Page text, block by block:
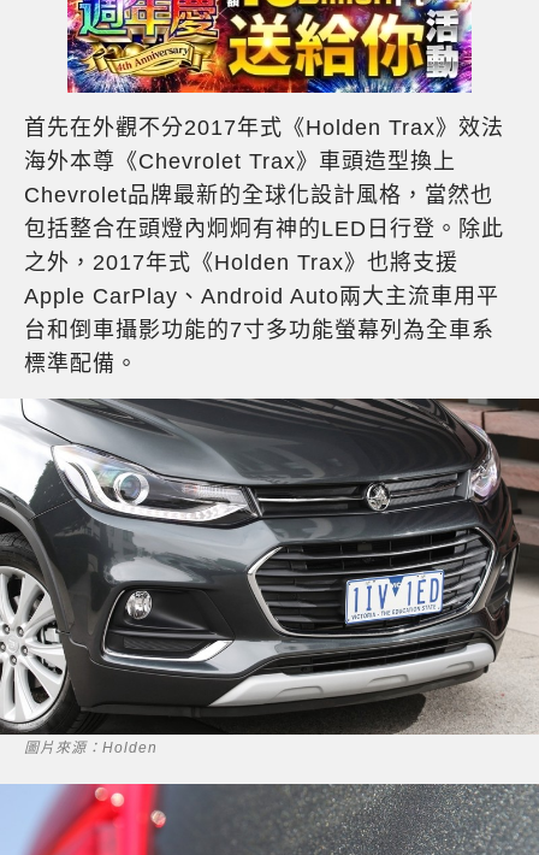
首先在外觀不分2017年式《Holden Trax》效法
海外本尊《Chevrolet Trax》車頭造型換上
Chevrolet品牌最新的全球化設計風格，當然也
包括整合在頭燈內炯炯有神的LED日行登。除此
之外，2017年式《Holden Trax》也將支援
Apple CarPlay、Android Auto兩大主流車用平
台和倒車攝影功能的7寸多功能螢幕列為全車系
標準配備。
圖片來源：Holden